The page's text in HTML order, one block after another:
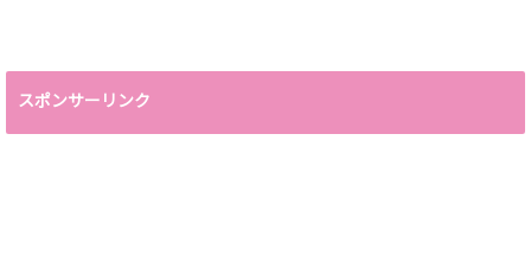
スポンサーリンク